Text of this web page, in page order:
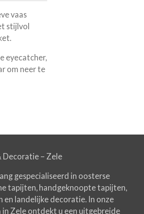
vaas
stijlvol
eyecatcher,
om neer te
Decoratie – Zele
gespecialiseerd in oosterse
tapijten, handgeknoopte tapijten,
en landelijke decoratie. In onze
Zele ontdekt u een uitgebreide